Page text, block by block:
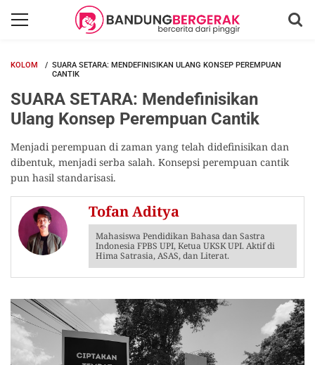
KOLOM
SUARA SETARA: MENDEFINISIKAN ULANG KONSEP PEREMPUAN
CANTIK
SUARA SETARA: Mendefinisikan
Ulang Konsep Perempuan Cantik
Menjadi perempuan di zaman yang telah didefinisikan dan
dibentuk, menjadi serba salah. Konsepsi perempuan cantik
pun hasil standarisasi.
Tofan Aditya
Mahasiswa Pendidikan Bahasa dan Sastra
Indonesia FPBS UPI, Ketua UKSK UPI. Aktif di
Hima Satrasia, ASAS, dan Literat.